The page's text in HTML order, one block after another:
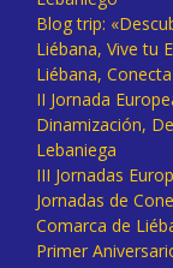
Blog trip:
Liébana, Vive tu
Liébana,
II Jornada
Dinamización,
Lebaniega
III Jornadas
Jornadas de
Comarca de
Primer